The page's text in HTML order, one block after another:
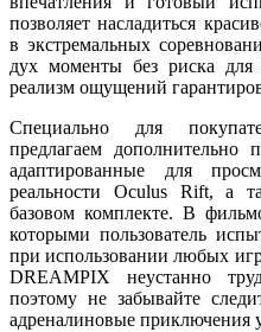
позволяет насладиться
в экстремальных
дух моменты без риска
реализм ощущений
Специально для
предлагаем
адаптированные для
реальности Oculus Rift, а
базовом комплекте. В
которыми пользователь
при использовании любых
DREAMPIX неустанно
поэтому не забывайте
адреналиновые приключения